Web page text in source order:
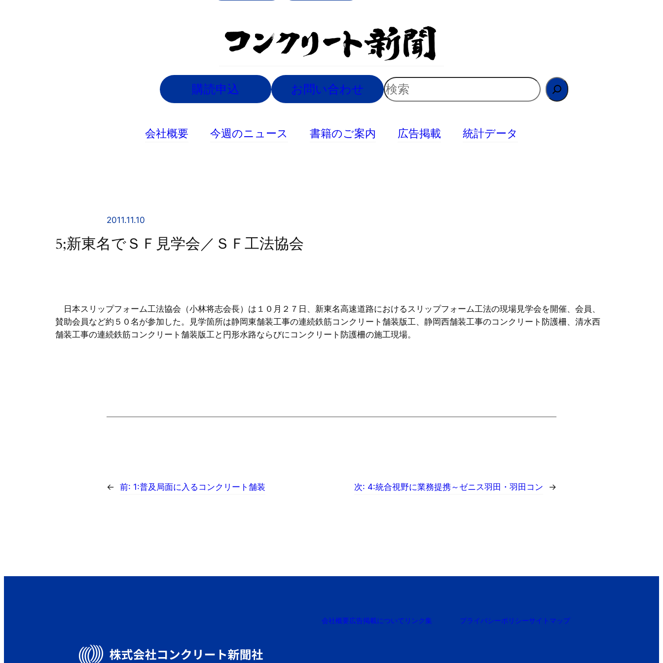
購読申込 お問い合わせ
検
索
会社概要 今週のニュース 書籍のご案内 広告掲載 統計データ
2011.11.10
5;新東名でＳＦ見学会／ＳＦ工法協会
日本スリップフォーム工法協会（小林将志会長）は１０月２７日、新東名高速道路におけるスリップフォーム工法の現場見学会を開催、会員、
賛助会員など約５０名が参加した。見学箇所は静岡東舗装工事の連続鉄筋コンクリート舗装版工、静岡西舗装工事のコンクリート防護柵、清水西
舗装工事の連続鉄筋コンクリート舗装版工と円形水路ならびにコンクリート防護柵の施工現場。
← 前: 1:普及局面に入るコンクリート舗装 次: 4:統合視野に業務提携～ゼニス羽田・羽田コン →
会社概要広告掲載について リンク集 プライバシーポリシーサイトマップ